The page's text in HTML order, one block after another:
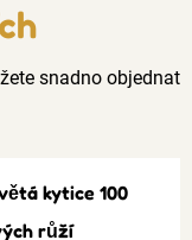
snadno objednat
kytice 100
růží